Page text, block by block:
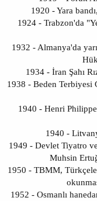
1920 - Yara
1924 - Trabzon'da
1932 - Almanya'da
1934 - İran Şahı
1938 - Beden Terbiyesi
1940 - Henri
1940 -
1949 - Devlet Tiyatro
Muhsin
1950 - TBMM,
1952 - Osmanlı